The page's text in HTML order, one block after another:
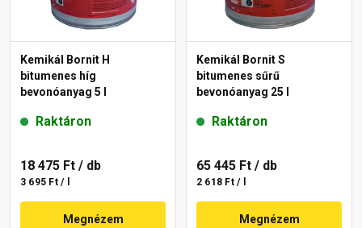
Kemikál Bornit H
bitumenes híg
bevonóanyag 5 l
Raktáron
18 475 Ft / db
3 695 Ft / l
Megnézem
Kemikál Bornit S
bitumenes sűrű
bevonóanyag 25 l
Raktáron
65 445 Ft / db
2 618 Ft / l
Megnézem